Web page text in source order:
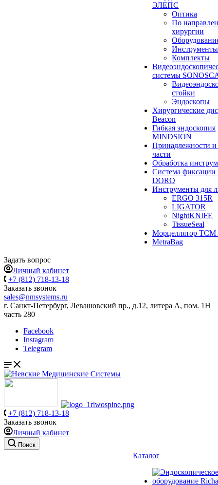
ЭЛЕПС
Оптика
По
хирургии
Инструменты
Комплекты
системы
стойки
Эндоскопы
Хирургические
Beacon
Гибкая эндоскопия
MINDSION
Принадлежности и
части
Обработка
Система фиксации
DORO
Инструменты для
ERGO 315R
LIGATOR
NightKNIFE
TissueSeal
Морцеллятор ТСМ
MetraBag
Задать вопрос
Личный кабинет
+7 (812) 718-13-18
Заказать звонок
sales@nmsystems.ru
г. Санкт-Петербург, Левашовский пр., д.12, литера А, пом. 1Н
часть 280
Facebook
Instagram
Telegram
+7 (812) 718-13-18
Заказать звонок
Личный кабинет
Поиск
Каталог